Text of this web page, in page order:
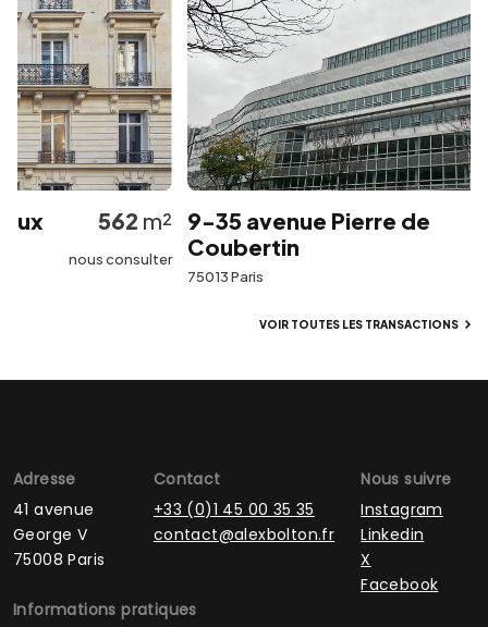
562m²
nous consulter
9-35 avenue Pierre de
Coubertin
75013 Paris
VOIR TOUTES LES TRANSACTIONS
Adresse
41 avenue
George V
75008 Paris
Contact
+33 (0)1 45 00 35 35
contact@alexbolton.fr
Nous suivre
Instagram
Linkedin
X
Facebook
Informations pratiques